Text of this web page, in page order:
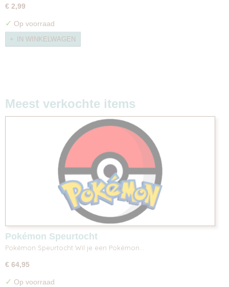
€ 2,99
✓ Op voorraad
IN WINKELWAGEN
Meest verkochte items
Pokémon Speurtocht
Pokémon Speurtocht Wil je een Pokémon…
€ 64,95
✓ Op voorraad